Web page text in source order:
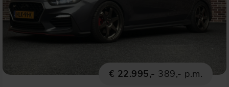
€ 22.995,- 389,- p.m.